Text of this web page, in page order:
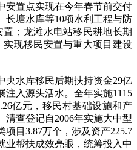
安置点实现在今年春节前交付
长塘水库等10项水利工程与防
；龙滩水电站移民耕地长期
现移民安置与重大项目建设
水库移民后期扶持资金29亿
注入源头活水。全年实施1115
亿元，移民村基础设施和产
清查登记自2006年实施大中型
目3.87万个，涉及资产225.7
业帮扶成效亮眼，统筹投入中